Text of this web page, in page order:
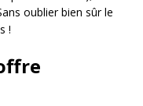
oublier bien sûr le
!